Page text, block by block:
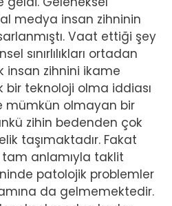
medya insan zihninin
Vaat ettiği şey
sınırlılıkları ortadan
insan zihnini ikame
teknoloji olma iddiası
mümkün olmayan bir
zihin bedenden çok
taşımaktadır. Fakat
anlamıyla taklit
patolojik problemler
da gelmemektedir.